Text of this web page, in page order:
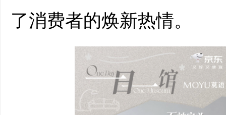
了消费者的焕新热情。